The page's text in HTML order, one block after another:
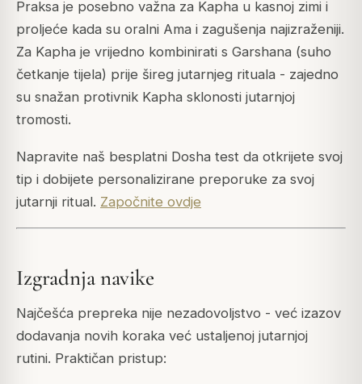
Praksa je posebno važna za Kapha u kasnoj zimi i
proljeće kada su oralni Ama i zagušenja najizraženiji.
Za Kapha je vrijedno kombinirati s Garshana (suho
četkanje tijela) prije šireg jutarnjeg rituala - zajedno
su snažan protivnik Kapha sklonosti jutarnjoj
tromosti.
Napravite naš besplatni Dosha test da otkrijete svoj
tip i dobijete personalizirane preporuke za svoj
jutarnji ritual. Započnite ovdje
Izgradnja navike
Najčešća prepreka nije nezadovoljstvo - već izazov
dodavanja novih koraka već ustaljenoj jutarnjoj
rutini. Praktičan pristup: